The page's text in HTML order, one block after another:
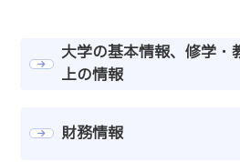
大学の基本情報、修学・
上の情報
財務情報